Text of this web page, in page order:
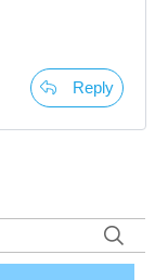
Reply